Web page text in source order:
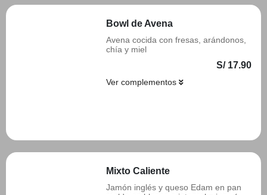
Bowl de Avena
Avena cocida con fresas, arándonos,
chía y miel
S/ 17.90
Ver complementos
Mixto Caliente
Jamón inglés y queso Edam en pan